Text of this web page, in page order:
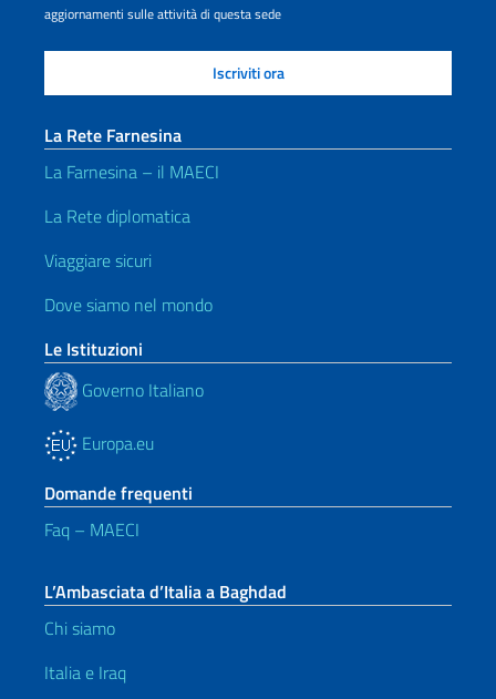
aggiornamenti sulle attività di questa sede
La Rete Farnesina
La Farnesina – il MAECI
La Rete diplomatica
Viaggiare sicuri
Dove siamo nel mondo
Le Istituzioni
Governo Italiano
Europa.eu
Domande frequenti
Faq – MAECI
L’Ambasciata d’Italia a Baghdad
Chi siamo
Italia e Iraq